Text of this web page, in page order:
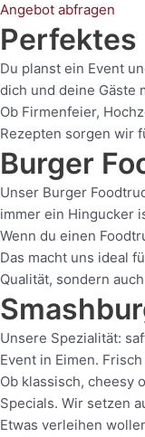
Angebot abfragen
Perfektes
Du planst ein Event
dich und deine Gäste
Ob Firmenfeier,
Rezepten sorgen wir
Burger
Unser Burger
immer ein Hingucker
Wenn du einen
Das macht uns ideal
Qualität, sondern
Unsere Spezialität:
Event in Eimen.
Ob klassisch, cheesy
Specials. Wir setzen
Etwas verleihen